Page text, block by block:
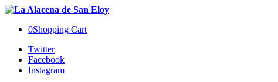
0Shopping Cart
Twitter
Facebook
Instagram